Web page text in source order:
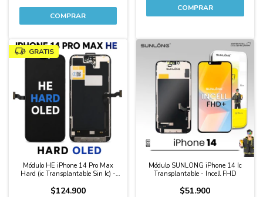
GRATIS
Módulo HE iPhone 14 Pro Max
Hard (ic Transplantable Sin Ic) -
$124.900
Módulo SUNLONG iPhone 14 Ic
Transplantable - Incell FHD
$51.900